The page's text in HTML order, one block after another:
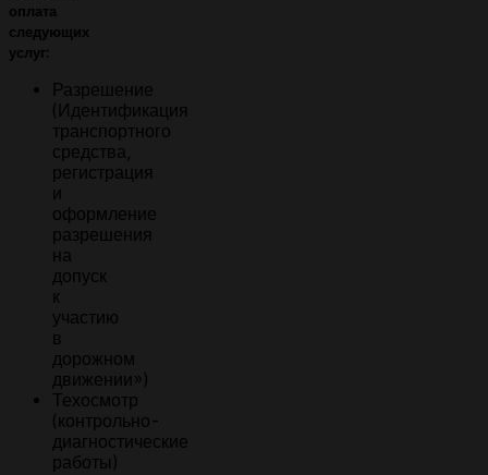
оплата
следующих
услуг:
Разрешение
(Идентификация
транспортного
средства,
регистрация
и
оформление
разрешения
на
допуск
к
участию
в
дорожном
движении»)
Техосмотр
(контрольно-
диагностические
работы)